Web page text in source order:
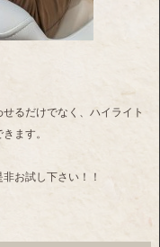
るだけでなく、ハイライト
ます。
お試し下さい！！